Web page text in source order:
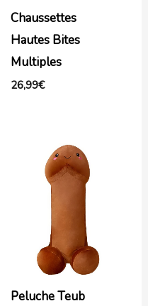
Chaussettes
Hautes Bites
Multiples
26,99€
Peluche Teub